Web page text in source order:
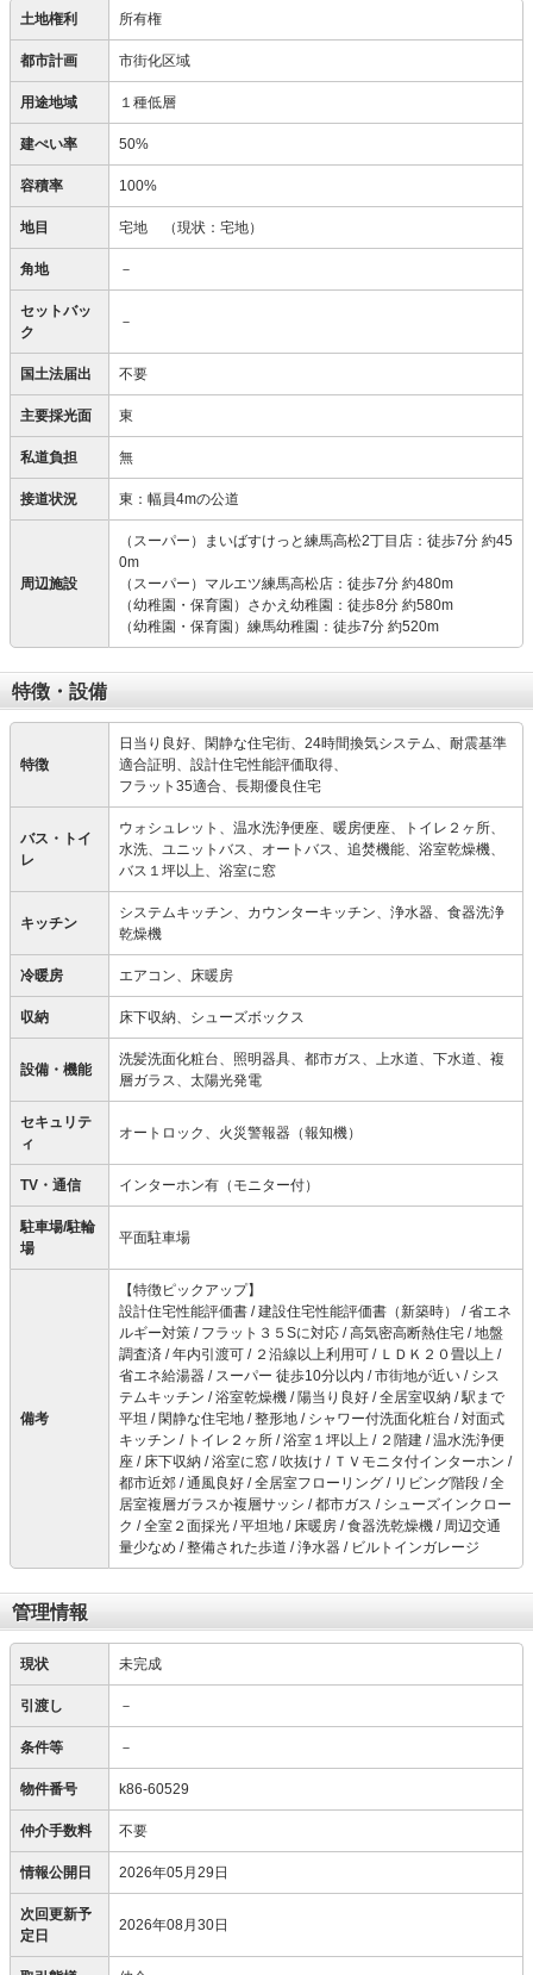
土地権利 所有権
都市計画 市街化区域
用途地域 １種低層
建ぺい率 50%
容積率 100%
地目 宅地 （現状：宅地）
角地 －
セットバッ
ク
－
国土法届出 不要
主要採光面 東
私道負担 無
接道状況 東：幅員4mの公道
周辺施設
（スーパー）まいばすけっと練馬高松2丁目店：徒歩7分 約45
0m
（スーパー）マルエツ練馬高松店：徒歩7分 約480m
（幼稚園・保育園）さかえ幼稚園：徒歩8分 約580m
（幼稚園・保育園）練馬幼稚園：徒歩7分 約520m
特徴・設備
特徴
日当り良好、閑静な住宅街、24時間換気システム、耐震基準
適合証明、設計住宅性能評価取得、
フラット35適合、長期優良住宅
バス・トイ
レ
ウォシュレット、温水洗浄便座、暖房便座、トイレ２ヶ所、
水洗、ユニットバス、オートバス、追焚機能、浴室乾燥機、
バス１坪以上、浴室に窓
キッチン
システムキッチン、カウンターキッチン、浄水器、食器洗浄
乾燥機
冷暖房 エアコン、床暖房
収納 床下収納、シューズボックス
設備・機能
洗髪洗面化粧台、照明器具、都市ガス、上水道、下水道、複
層ガラス、太陽光発電
セキュリテ
ィ
オートロック、火災警報器（報知機）
TV・通信 インターホン有（モニター付）
駐車場/駐輪
場
平面駐車場
備考
【特徴ピックアップ】
設計住宅性能評価書 / 建設住宅性能評価書（新築時） / 省エネ
ルギー対策 / フラット３５Sに対応 / 高気密高断熱住宅 / 地盤
調査済 / 年内引渡可 / ２沿線以上利用可 / ＬＤＫ２０畳以上 /
省エネ給湯器 / スーパー 徒歩10分以内 / 市街地が近い / シス
テムキッチン / 浴室乾燥機 / 陽当り良好 / 全居室収納 / 駅まで
平坦 / 閑静な住宅地 / 整形地 / シャワー付洗面化粧台 / 対面式
キッチン / トイレ２ヶ所 / 浴室１坪以上 / ２階建 / 温水洗浄便
座 / 床下収納 / 浴室に窓 / 吹抜け / ＴＶモニタ付インターホン /
都市近郊 / 通風良好 / 全居室フローリング / リビング階段 / 全
居室複層ガラスか複層サッシ / 都市ガス / シューズインクロー
ク / 全室２面採光 / 平坦地 / 床暖房 / 食器洗乾燥機 / 周辺交通
量少なめ / 整備された歩道 / 浄水器 / ビルトインガレージ
管理情報
現状 未完成
引渡し －
条件等 －
物件番号 k86-60529
仲介手数料 不要
情報公開日 2026年05月29日
次回更新予
定日
2026年08月30日